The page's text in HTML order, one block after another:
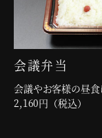
会議弁当
会議やお客様の昼食
2,160円（税込）